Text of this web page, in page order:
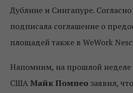
Дублине и Сингапуре. Согласно
подписала соглашение о
площадей также в WeWork
Напомним, на прошлой неделе
СШАМайк Помпео заявил, что